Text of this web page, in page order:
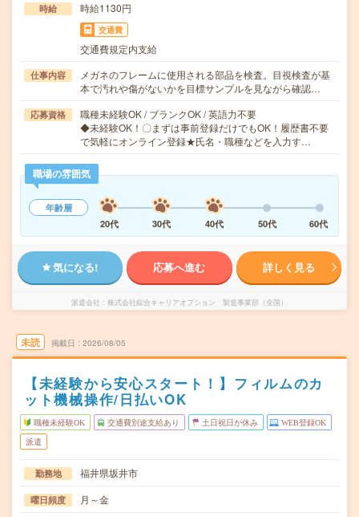
時給 時給1130円
交通費
交通費規定内支給
仕事内容
メガネのフレームに使用される部品を検査。目視検査が基
本で汚れや傷がないかを目標サンプルを見ながら確認…
応募資格
職種未経験OK / ブランクOK / 英語力不要
◆未経験OK！〇まずは事前登録だけでもOK！履歴書不要
で気軽にオンライン登録★氏名・職種などを入力す…
職場の雰囲気
年齢層
20代
30代 40代 50代 60代
気になる! 応募へ進む 詳しく見る
派遣会社 株式会社綜合キャリアオプション 製造事業部（全国）
未読 掲載日 2026/08/05
【未経験から安心スタート！】フィルムのカ
ット機械操作/日払いOK
職種未経験OK 交通費別途支給あり 土日祝日が休み WEB登録OK
派遣
勤務地 福井県坂井市
曜日頻度 月～金